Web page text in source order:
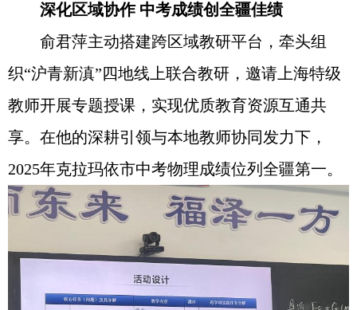
深化区域协作 中考成绩创全疆佳绩
俞君萍主动搭建跨区域教研平台，牵头组
织“沪青新滇”四地线上联合教研，邀请上海特级
教师开展专题授课，实现优质教育资源互通共
享。在他的深耕引领与本地教师协同发力下，
2025年克拉玛依市中考物理成绩位列全疆第一。